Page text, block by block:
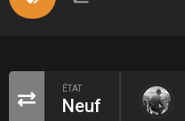
ÉTAT
Neuf